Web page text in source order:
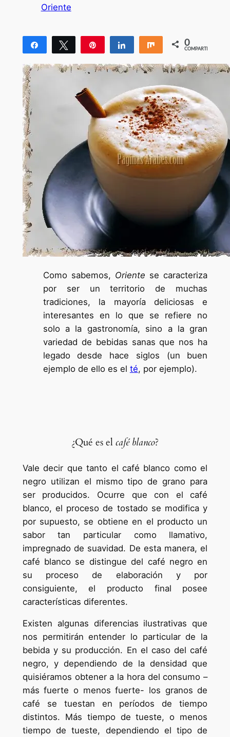
Oriente
Compartir Twittear Compartir Compartir
0
COMPARTIR
Como sabemos, Oriente se caracteriza
por ser un territorio de muchas
tradiciones, la mayoría deliciosas e
interesantes en lo que se refiere no
solo a la gastronomía, sino a la gran
variedad de bebidas sanas que nos ha
legado desde hace siglos (un buen
ejemplo de ello es el té, por ejemplo).
¿Qué es el café blanco?
Vale decir que tanto el café blanco como el
negro utilizan el mismo tipo de grano para
ser producidos. Ocurre que con el café
blanco, el proceso de tostado se modifica y
por supuesto, se obtiene en el producto un
sabor tan particular como llamativo,
impregnado de suavidad. De esta manera, el
café blanco se distingue del café negro en
su proceso de elaboración y por
consiguiente, el producto final posee
características diferentes.
Existen algunas diferencias ilustrativas que
nos permitirán entender lo particular de la
bebida y su producción. En el caso del café
negro, y dependiendo de la densidad que
quisiéramos obtener a la hora del consumo –
más fuerte o menos fuerte- los granos de
café se tuestan en períodos de tiempo
distintos. Más tiempo de tueste, o menos
tiempo de tueste, dependiendo el tipo de